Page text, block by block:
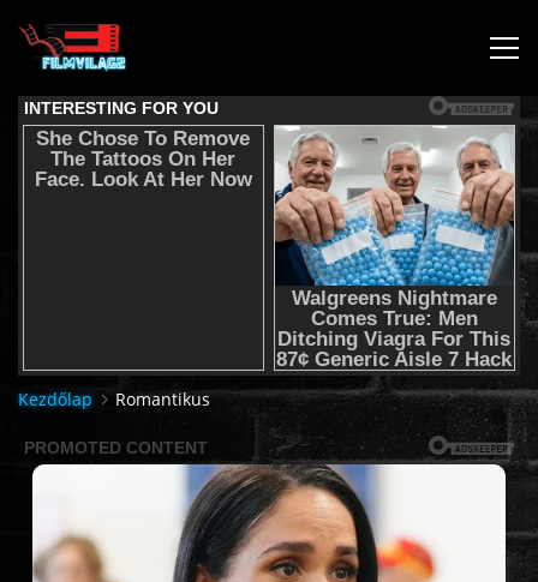
KEZDŐLAP
JOGI NYILATKOZAT,SEGÍTSÉG NYÚJTÁS,FELHASZNÁLÁSI
AUDIO TRACK SWITCHING/HANGSÁV BEÁLLÍTÁSOK/
2K & 4K FILMEK
FILMEK (2026-OS)
Kezdőlap Romantikus